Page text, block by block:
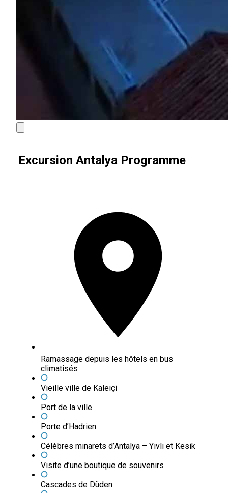
Excursion Antalya Programme
Ramassage depuis les hôtels en bus
climatisés
Vieille ville de Kaleiçi
Port de la ville
Porte d’Hadrien
Célèbres minarets d’Antalya – Yivli et Kesik
Visite d’une boutique de souvenirs
Cascades de Düden